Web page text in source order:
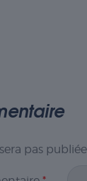
pas